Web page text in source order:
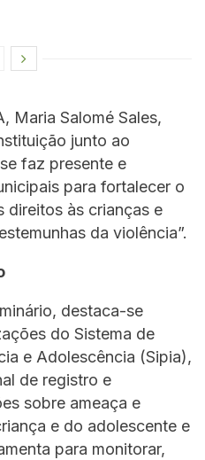
Maria Salomé Sales,
junto ao
faz presente e
para fortalecer o
direitos às crianças e
da violência”.
destaca-se
do Sistema de
e Adolescência (Sipia),
de registro e
sobre ameaça e
e do adolescente e
para monitorar,